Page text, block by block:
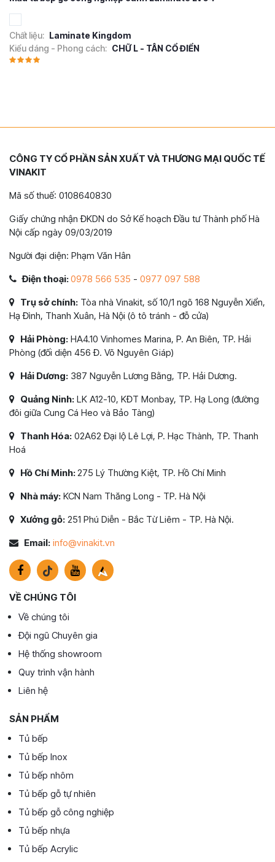
Chất liệu: Laminate Kingdom
Kiểu dáng - Phong cách: CHỮ L - TÂN CỔ ĐIỂN
CÔNG TY CỔ PHẦN SẢN XUẤT VÀ THƯƠNG MẠI QUỐC TẾ
VINAKIT
Mã số thuế: 0108640830
Giấy chứng nhận ĐKDN do Sở Kế hoạch Đầu tư Thành phố Hà
Nội cấp ngày 09/03/2019
Người đại diện: Phạm Văn Hân
Điện thoại:0978 566 535 - 0977 097 588
Trụ sở chính: Tòa nhà Vinakit, số 10/1 ngõ 168 Nguyễn Xiển,
Hạ Đình, Thanh Xuân, Hà Nội (ô tô tránh - đỗ cửa)
Hải Phòng: HA4.10 Vinhomes Marina, P. An Biên, TP. Hải
Phòng (đối diện 456 Đ. Võ Nguyên Giáp)
Hải Dương: 387 Nguyễn Lương Bằng, TP. Hải Dương.
Quảng Ninh: LK A12-10, KĐT Monbay, TP. Hạ Long (đường
đôi giữa Cung Cá Heo và Bảo Tàng)
Thanh Hóa: 02A62 Đại lộ Lê Lợi, P. Hạc Thành, TP. Thanh
Hoá
Hồ Chí Minh:275 Lý Thường Kiệt, TP. Hồ Chí Minh
Nhà máy: KCN Nam Thăng Long - TP. Hà Nội
Xưởng gỗ: 251 Phú Diễn - Bắc Từ Liêm - TP. Hà Nội.
Email: info@vinakit.vn
VỀ CHÚNG TÔI
Về chúng tôi
Đội ngũ Chuyên gia
Hệ thống showroom
Quy trình vận hành
Liên hệ
SẢN PHẨM
Tủ bếp
Tủ bếp Inox
Tủ bếp nhôm
Tủ bếp gỗ tự nhiên
Tủ bếp gỗ công nghiệp
Tủ bếp nhựa
Tủ bếp Acrylic